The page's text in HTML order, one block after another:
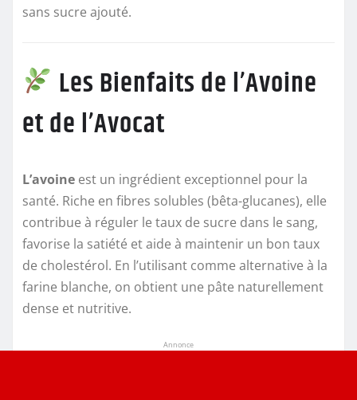
sans sucre ajouté.
Les Bienfaits de l’Avoine
et de l’Avocat
L’avoine est un ingrédient exceptionnel pour la
santé. Riche en fibres solubles (bêta-glucanes), elle
contribue à réguler le taux de sucre dans le sang,
favorise la satiété et aide à maintenir un bon taux
de cholestérol. En l’utilisant comme alternative à la
farine blanche, on obtient une pâte naturellement
dense et nutritive.
Annonce